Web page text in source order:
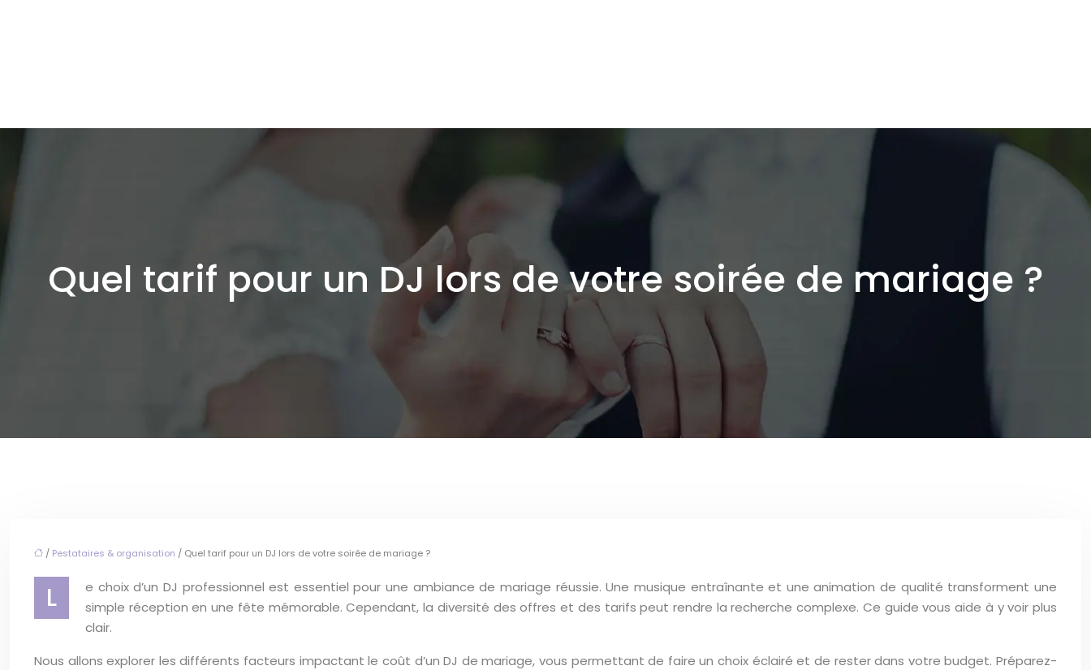
Quel tarif pour un DJ lors de votre soirée de mariage ?
/ Pestataires & organisation / Quel tarif pour un DJ lors de votre soirée de mariage ?
L
e choix d’un DJ professionnel est essentiel pour une ambiance de mariage réussie. Une musique entraînante et une animation de qualité transforment une
simple réception en une fête mémorable. Cependant, la diversité des offres et des tarifs peut rendre la recherche complexe. Ce guide vous aide à y voir plus
clair.
Nous allons explorer les différents facteurs impactant le coût d’un DJ de mariage, vous permettant de faire un choix éclairé et de rester dans votre budget. Préparez-